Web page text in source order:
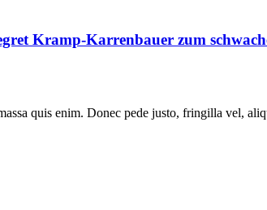
Kramp-Karrenbauer zum
quis enim. Donec pede justo, fringilla vel,